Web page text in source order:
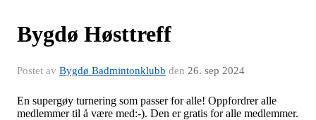
Bygdø Høsttreff
Postet av Bygdø Badmintonklubb den 26. sep 2024
En supergøy turnering som passer for alle! Oppfordrer alle
medlemmer til å være med:-). Den er gratis for alle medlemmer.